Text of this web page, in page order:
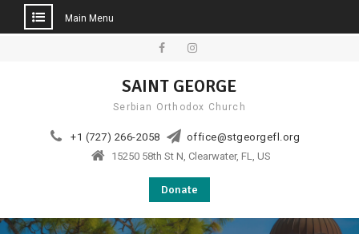
Main Menu
SAINT GEORGE
Serbian Orthodox Church
+1 (727) 266-2058
office@stgeorgefl.org
15250 58th St N, Clearwater, FL, US
Donate